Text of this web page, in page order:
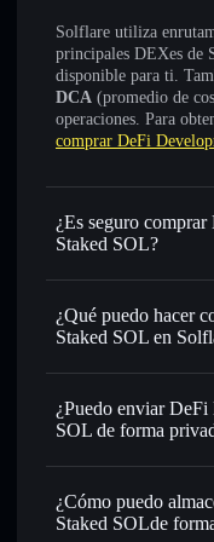
Solflare utiliza
principales DEXes de
disponible para ti.
DCA (promedio de
operaciones. Para
comprar DeFi
¿Es seguro
Staked SOL?
DeFi Development
¿Qué puedo hacer
Staked SOL en
DeFi
Intercambiar al
enrutamiento de
disponible
Establecer
¿Puedo enviar
SOL de forma
cartera de
DeFi Development
¿Cómo puedo
Staked SOLde